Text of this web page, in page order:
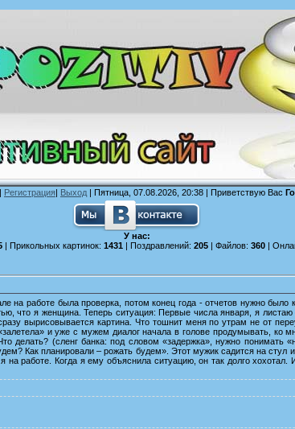
| Регистрация| Выход | Пятница, 07.08.2026, 20:38 | Приветствую Вас
У нас:
| Прикольных картинок: 1431| Поздравлений: 205| Файлов: 360|
на работе была проверка, потом конец года - отчетов нужно было
что я женщина. Теперь ситуация: Первые числа января, я
вырисовывается картина. Что тошнит меня по утрам не от
и уже с мужем диалог начала в голове продумывать, ко
делать? (сленг банка: под словом «задержка», нужно понимать
Как планировали – рожать будем». Этот мужик садится на стул и
на работе. Когда я ему объяснила ситуацию, он так долго